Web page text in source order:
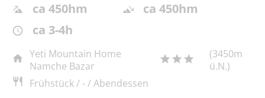
ca 450hm
ca 450hm
ca 3-4h
Yeti Mountain Home
Namche Bazar
(3450m
ü.N.)
Frühstück / - / Abendessen